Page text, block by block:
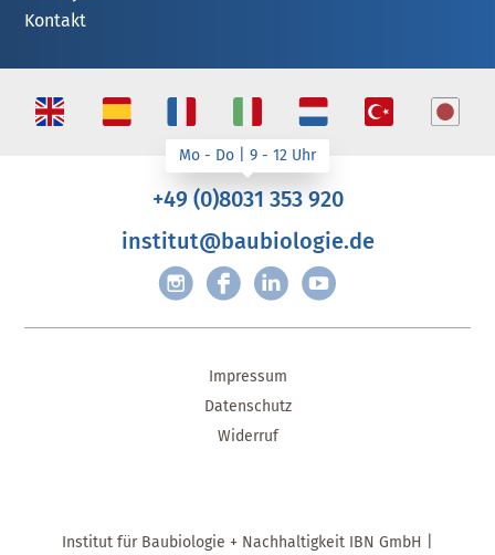
Kontakt
+49 (0)8031 353 920
institut@baubiologie.de
Impressum
Datenschutz
Widerruf
Institut für Baubiologie + Nachhaltigkeit IBN GmbH |